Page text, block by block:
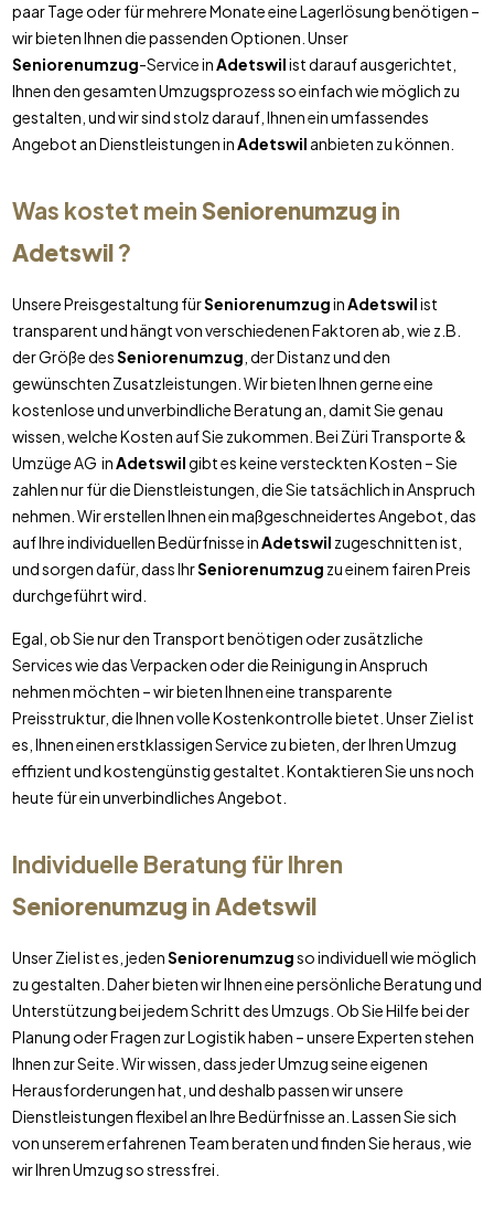
paar Tage oder für mehrere Monate eine Lagerlösung benötigen –
wir bieten Ihnen die passenden Optionen. Unser
Seniorenumzug-Service inAdetswilist darauf ausgerichtet,
Ihnen den gesamten Umzugsprozess so einfach wie möglich zu
gestalten, und wir sind stolz darauf, Ihnen ein umfassendes
Angebot an Dienstleistungen inAdetswil anbieten zu können.
Was kostet meinSeniorenumzug in
Adetswil?
Unsere Preisgestaltung fürSeniorenumzuginAdetswilist
transparent und hängt von verschiedenen Faktoren ab, wie z.B.
der Größe desSeniorenumzug , der Distanz und den
gewünschten Zusatzleistungen. Wir bieten Ihnen gerne eine
kostenlose und unverbindliche Beratung an, damit Sie genau
wissen, welche Kosten auf Sie zukommen. Bei Züri Transporte &
Umzüge AG inAdetswilgibt es keine versteckten Kosten – Sie
zahlen nur für die Dienstleistungen, die Sie tatsächlich in Anspruch
nehmen. Wir erstellen Ihnen ein maßgeschneidertes Angebot, das
auf Ihre individuellen Bedürfnisse inAdetswil zugeschnitten ist,
und sorgen dafür, dass IhrSeniorenumzug zu einem fairen Preis
durchgeführt wird.
Egal, ob Sie nur den Transport benötigen oder zusätzliche
Services wie das Verpacken oder die Reinigung in Anspruch
nehmen möchten – wir bieten Ihnen eine transparente
Preisstruktur, die Ihnen volle Kostenkontrolle bietet. Unser Ziel ist
es, Ihnen einen erstklassigen Service zu bieten, der Ihren Umzug
effizient und kostengünstig gestaltet. Kontaktieren Sie uns noch
heute für ein unverbindliches Angebot.
Individuelle Beratung für Ihren
Seniorenumzug inAdetswil
Unser Ziel ist es, jedenSeniorenumzugso individuell wie möglich
zu gestalten. Daher bieten wir Ihnen eine persönliche Beratung und
Unterstützung bei jedem Schritt des Umzugs. Ob Sie Hilfe bei der
Planung oder Fragen zur Logistik haben – unsere Experten stehen
Ihnen zur Seite. Wir wissen, dass jeder Umzug seine eigenen
Herausforderungen hat, und deshalb passen wir unsere
Dienstleistungen flexibel an Ihre Bedürfnisse an. Lassen Sie sich
von unserem erfahrenen Team beraten und finden Sie heraus, wie
wir Ihren Umzug so stressfrei.